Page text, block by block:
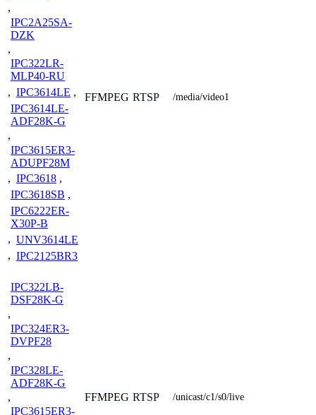
,
IPC2A25SA-
DZK
,
IPC322LR-
MLP40-RU
, IPC3614LE ,
IPC3614LE-
ADF28K-G
,
IPC3615ER3-
ADUPF28M
, IPC3618 ,
IPC3618SB ,
IPC6222ER-
X30P-B
, UNV3614LE
, IPC2125BR3
FFMPEG RTSP /media/video1
IPC322LB-
DSF28K-G
,
IPC324ER3-
DVPF28
,
IPC328LE-
ADF28K-G
,
IPC3615ER3-
FFMPEG RTSP /unicast/c1/s0/live